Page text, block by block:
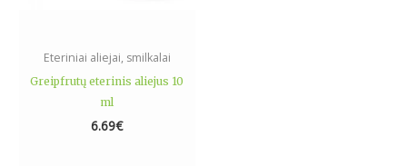
Eteriniai aliejai, smilkalai
Greipfrutų eterinis aliejus 10
ml
6.69€